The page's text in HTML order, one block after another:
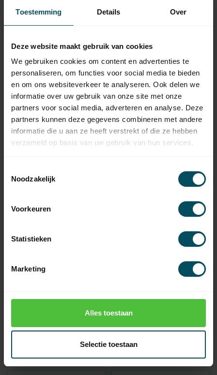
Toestemming Details Over
Deze website maakt gebruik van cookies
We gebruiken cookies om content en advertenties te
personaliseren, om functies voor social media te bieden
en om ons websiteverkeer te analyseren. Ook delen we
informatie over uw gebruik van onze site met onze
partners voor social media, adverteren en analyse. Deze
partners kunnen deze gegevens combineren met andere
informatie die u aan ze heeft verstrekt of die ze hebben
verzameld op basis van uw gebruik van hun services.
Noodzakelijk
Voorkeuren
Statistieken
Marketing
Alles toestaan
Selectie toestaan
HUISMERK
Optrekband 18 mm, 12
meter
10,95
HUISMERK
Optrekband 18 mm,
extra sterk
HUISMERK
Kunststof asprop met
Op voorraad
HUISMERK
Slingerstang 1200 mm
Op voorraad
29,95